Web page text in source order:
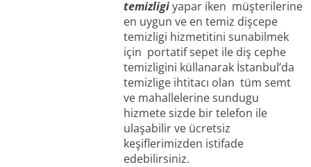
temizligiyapar iken müşterilerine
en uygun ve en temiz dişcepe
temizligi hizmetitini sunabilmek
için portatif sepet ile diş cephe
temizligini küllanarak İstanbul’da
temizlige ihtitacı olan tüm semt
ve mahallelerine sundugu
hizmete sizde bir telefon ile
ulaşabilir ve ücretsiz
keşiflerimizden istifade
edebilirsiniz.